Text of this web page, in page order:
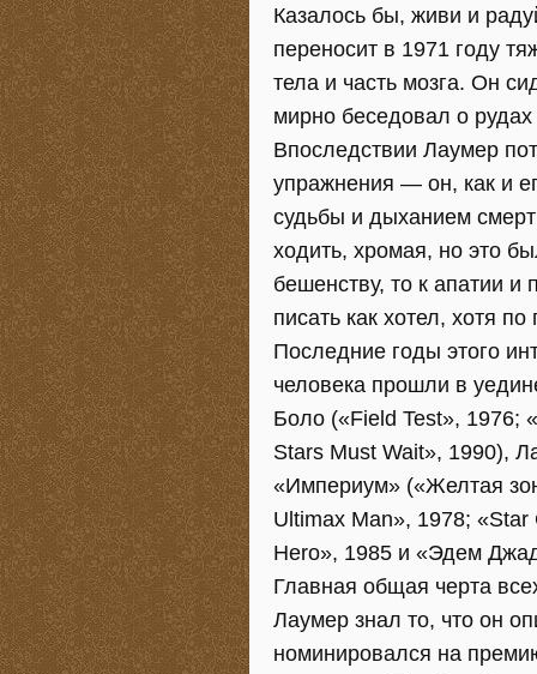
Казалось бы, живи и
переносит в 1971 году
тела и часть мозга. Он
мирно беседовал о рудах
Впоследствии Лаумер
упражнения — он, как и
судьбы и дыханием
ходить, хромая, но это
бешенству, то к апатии
писать как хотел, хотя
Последние годы этого
человека прошли в
Боло («Field Test», 1976;
Stars Must Wait», 1990),
«Империум» («Желтая
Ultimax Man», 1978;
Hero», 1985 и «Эдем
Главная общая черта
Лаумер знал то, что он
номинировался на